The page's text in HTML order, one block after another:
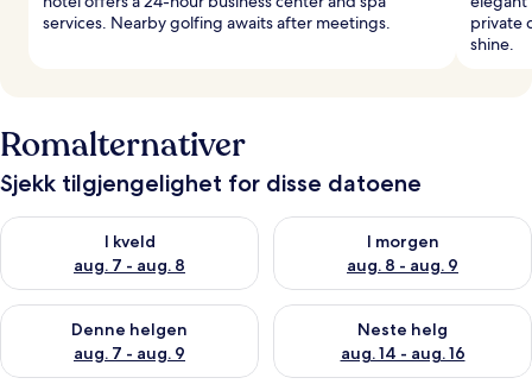
services. Nearby golfing awaits after meetings.
private
shine.
Romalternativer
Sjekk tilgjengelighet for disse datoene
I kveld
aug. 7 - aug. 8
Sjekk tilgjengelighet for i kveld, aug. 7 - aug. 8
I morgen
aug. 8 - aug. 9
Sjekk tilgjengelighet for i
Denne helgen
aug. 7 - aug. 9
Sjekk tilgjengelighet for denne helgen, aug. 7 - aug. 9
Neste helg
aug. 14 - aug. 16
Sjekk tilgjengelighet for neste